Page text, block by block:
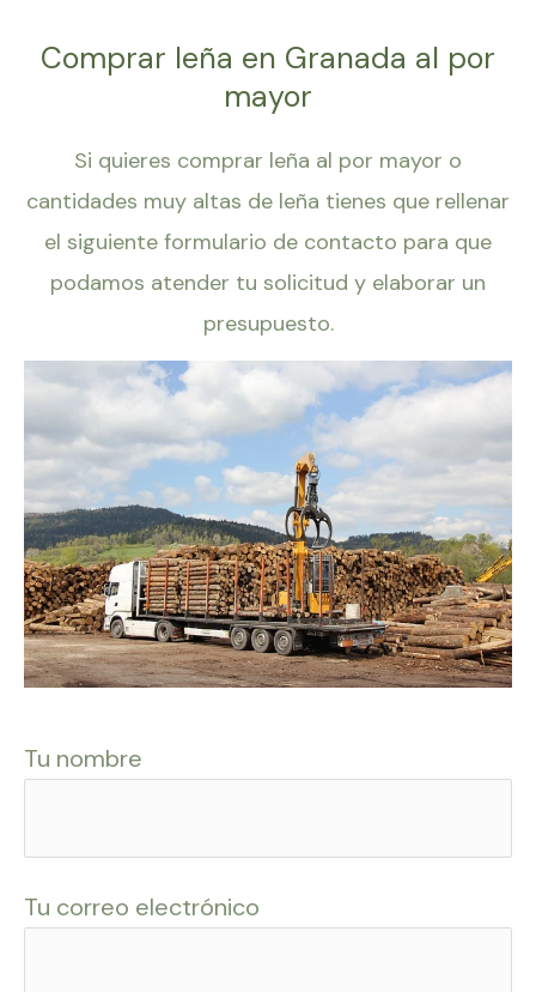
Comprar leña en Granada al por
mayor
Si quieres comprar leña al por mayor o
cantidades muy altas de leña tienes que rellenar
el siguiente formulario de contacto para que
podamos atender tu solicitud y elaborar un
presupuesto.
Tu nombre
Tu correo electrónico